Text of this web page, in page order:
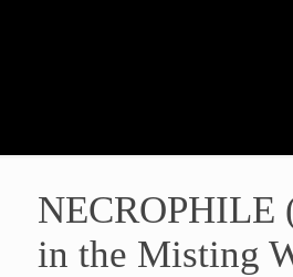
NECROPHILE
in the Misting